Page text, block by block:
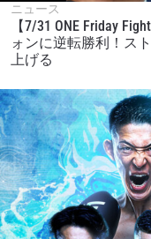
ニュース
【7/31 ONE Friday
ォンに逆転勝利！ス
上げる